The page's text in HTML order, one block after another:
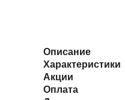
Описание
Характеристики
Акции
Оплата